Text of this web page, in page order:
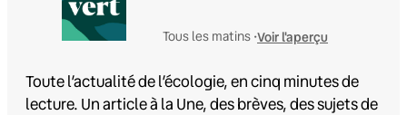
Tous les matins •Voir l'aperçu
Toute l’actualité de l’écologie, en cinq minutes de
lecture. Un article à la Une, des brèves, des sujets de